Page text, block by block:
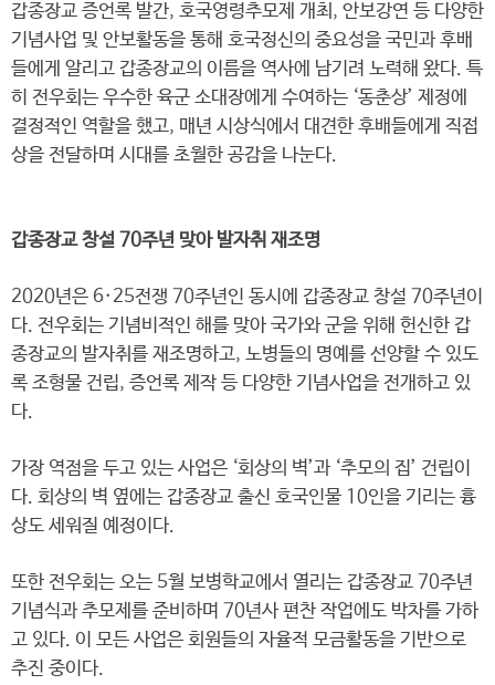
갑종장교 증언록 발간, 호국영령추모제 개최, 안보강연 등 다양한
기념사업 및 안보활동을 통해 호국정신의 중요성을 국민과 후배
들에게 알리고 갑종장교의 이름을 역사에 남기려 노력해 왔다. 특
히 전우회는 우수한 육군 소대장에게 수여하는 ‘동춘상’ 제정에
결정적인 역할을 했고, 매년 시상식에서 대견한 후배들에게 직접
상을 전달하며 시대를 초월한 공감을 나눈다.
갑종장교 창설 70주년 맞아 발자취 재조명
2020년은 6·25전쟁 70주년인 동시에 갑종장교 창설 70주년이
다. 전우회는 기념비적인 해를 맞아 국가와 군을 위해 헌신한 갑
종장교의 발자취를 재조명하고, 노병들의 명예를 선양할 수 있도
록 조형물 건립, 증언록 제작 등 다양한 기념사업을 전개하고 있
다.
가장 역점을 두고 있는 사업은 ‘회상의 벽’과 ‘추모의 집’ 건립이
다. 회상의 벽 옆에는 갑종장교 출신 호국인물 10인을 기리는 흉
상도 세워질 예정이다.
또한 전우회는 오는 5월 보병학교에서 열리는 갑종장교 70주년
기념식과 추모제를 준비하며 70년사 편찬 작업에도 박차를 가하
고 있다. 이 모든 사업은 회원들의 자율적 모금활동을 기반으로
추진 중이다.